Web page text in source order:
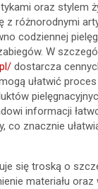
oraz stylem
z różnorodnymi
codziennej
W
dostarcza
ułatwić
informacji
co znacznie
się troską o
materiału